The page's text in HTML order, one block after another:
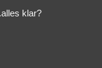
klar?